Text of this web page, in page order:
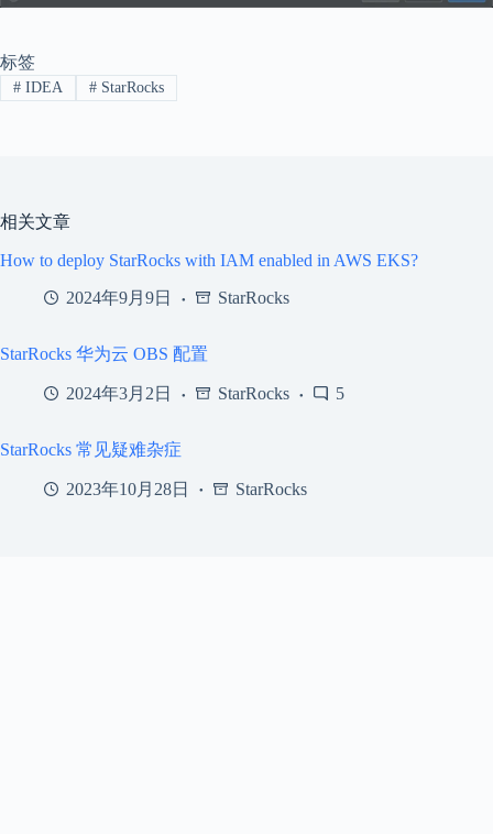
标签
#IDEA #StarRocks
相关文章
How to deploy StarRocks with IAM enabled in AWS EKS?
2024年9月9日
StarRocks
StarRocks 华为云 OBS 配置
2024年3月2日 StarRocks 5
StarRocks 常见疑难杂症
2023年10月28日 StarRocks